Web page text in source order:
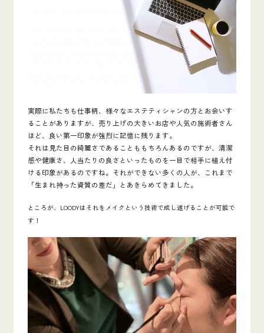
実際に私たちも仕事柄、様々なエステティシャンの方とお会いす
ることがありますが、売り上げの大きいお店や人気の施術者さん
ほど、良い第一印象が強烈に記憶に残ります。
それは見た目の綺麗さであることももちろんあるのですが、清潔
感や健康さ、人当たりの良さといったものを一目で相手に植え付
ける印象があるのですね。それができない多くの人が、これまで
「生まれ持った資質の差だ」とあきらめてきました。
ところが、LOODYはそれをメイクという技術で成し遂げることが可能で
す！